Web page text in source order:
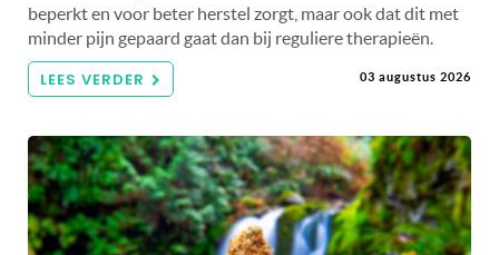
beperkt en voor beter herstel zorgt, maar ook dat dit met
minder pijn gepaard gaat dan bij reguliere therapieën.
LEES VERDER 03 augustus 2026